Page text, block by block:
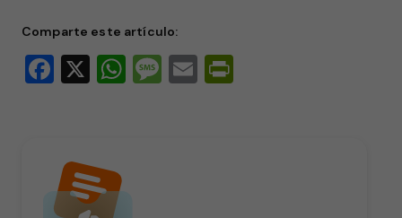
Comparte este artículo:
Facebook
X WhatsApp
Message
Email